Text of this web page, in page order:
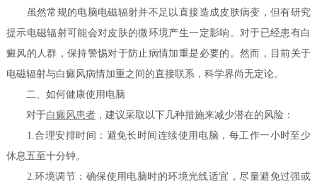
虽然常规的电脑电磁辐射并不足以直接造成皮肤病变，但有研究
提示电磁辐射可能会对皮肤的微环境产生一定影响。对于已经患有白
癜风的人群，保持警惕对于防止病情加重是必要的。然而，目前关于
电磁辐射与白癜风病情加重之间的直接联系，科学界尚无定论。
二、如何健康使用电脑
对于白癜风患者 ，建议采取以下几种措施来减少潜在的风险：
1.合理安排时间：避免长时间连续使用电脑，每工作一小时至少
休息五至十分钟。
2.环境调节：确保使用电脑时的环境光线适宜，尽量避免过强或